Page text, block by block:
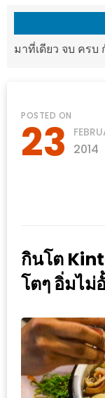
อ้วน
ความ
เป็น
ปัน
นาฯ
เชียงให
เล่น
กัน
…
งาน
ที่
ครบ
ครั้ง
ช้อป
POSTED ON
23 2014
กินโต
โตๆ อิ่มไม่